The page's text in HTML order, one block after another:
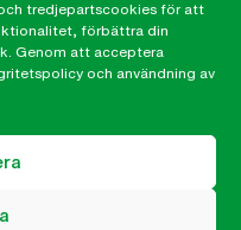
tredjepartscookies för att
förbättra din
Genom att acceptera
och användning av
stolta över det
särskilt modellen
lokala civilsamhälle,